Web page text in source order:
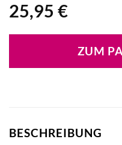
25,95 €
ZUM
BESCHREIBUNG